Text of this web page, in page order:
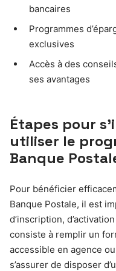
bancaires
Programmes
exclusives
Accès à des
ses avantages
Étapes pour
utiliser le
Banque
Pour bénéficier
Banque Postale, il est
d’inscription,
consiste à remplir un
accessible en agence
s’assurer de disposer